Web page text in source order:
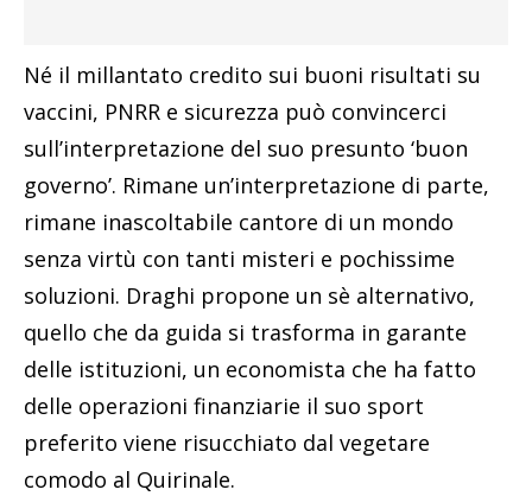
Né il millantato credito sui buoni risultati su
vaccini, PNRR e sicurezza può convincerci
sull’interpretazione del suo presunto ‘buon
governo’. Rimane un’interpretazione di parte,
rimane inascoltabile cantore di un mondo
senza virtù con tanti misteri e pochissime
soluzioni. Draghi propone un sè alternativo,
quello che da guida si trasforma in garante
delle istituzioni, un economista che ha fatto
delle operazioni finanziarie il suo sport
preferito viene risucchiato dal vegetare
comodo al Quirinale.